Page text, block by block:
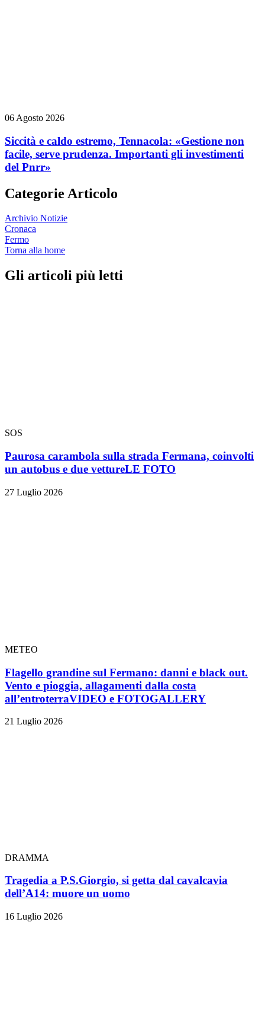
06 Agosto 2026
Siccità e caldo estremo, Tennacola: «Gestione non
facile, serve prudenza. Importanti gli investimenti
del Pnrr»
Categorie Articolo
Archivio Notizie
Cronaca
Fermo
Torna alla home
Gli articoli più letti
SOS
Paurosa carambola sulla strada Fermana, coinvolti
un autobus e due vettureLE FOTO
27 Luglio 2026
METEO
Flagello grandine sul Fermano: danni e black out.
Vento e pioggia, allagamenti dalla costa
all’entroterraVIDEO e FOTOGALLERY
21 Luglio 2026
DRAMMA
Tragedia a P.S.Giorgio, si getta dal cavalcavia
dell’A14: muore un uomo
16 Luglio 2026